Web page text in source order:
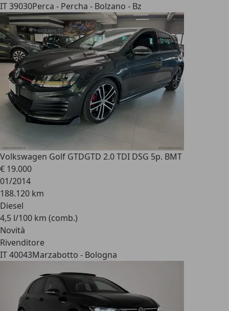
IT 39030Perca - Percha - Bolzano - Bz
Volkswagen Golf GTDGTD 2.0 TDI DSG 5p. BMT
€ 19.000
01/2014
188.120 km
Diesel
4,5 l/100 km (comb.)
Novità
Rivenditore
IT 40043Marzabotto - Bologna